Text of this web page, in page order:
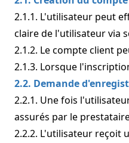
2.1.1. L'utilisateur peut
claire de l'utilisateur via
2.1.2. Le compte client
2.1.3. Lorsque
2.2. Demande
2.2.1. Une fois
assurés par le
2.2.2. L'utilisateur reçoit